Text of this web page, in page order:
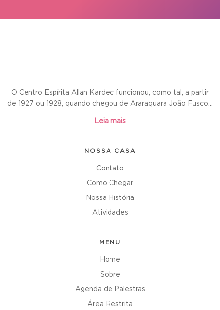
O Centro Espírita Allan Kardec funcionou, como tal, a partir
de 1927 ou 1928, quando chegou de Araraquara João Fusco...
Leia mais
NOSSA CASA
Contato
Como Chegar
Nossa História
Atividades
MENU
Home
Sobre
Agenda de Palestras
Área Restrita